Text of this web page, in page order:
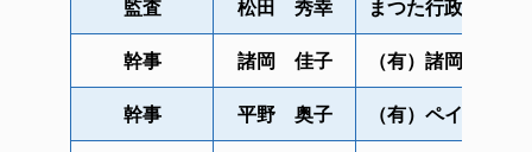
監査 松田 秀幸 まつた行政書士事
幹事 諸岡 佳子 （有）諸岡
幹事 平野 奥子 （有）ペイント1